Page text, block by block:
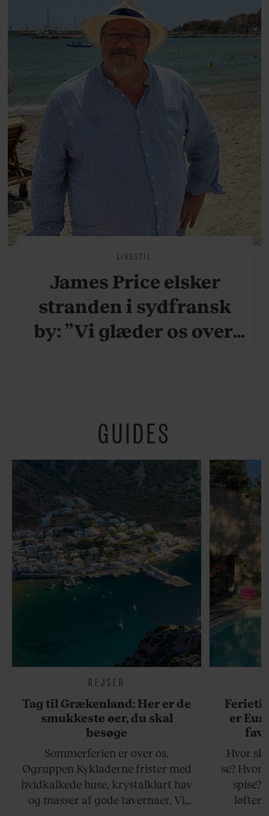
at miste stemmen og den
livsglæde, han nægter at give slip
på.
LIVSSTIL
James Price elsker
stranden i sydfransk
by: ”Vi glæder os over,
fredeligt”
GUIDES
REJSER
Tag til Grækenland: Her er de
smukkeste øer, du skal
besøge
Sommerferien er over os.
Øgruppen Kykladerne frister med
hvidkalkede huse, krystalklart hav
og masser af gode tavernaer. Vi
er
Hvor
se? Hvor
spise?
løfter